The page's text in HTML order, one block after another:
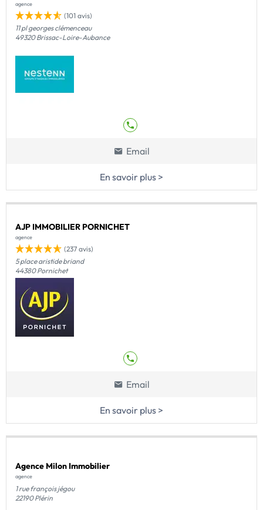
agence
(101 avis)
11 pl georges clémenceau
49320 Brissac-Loire-Aubance
Email
En savoir plus >
AJP IMMOBILIER PORNICHET
agence
(237 avis)
5 place aristide briand
44380 Pornichet
Email
En savoir plus >
Agence Milon Immobilier
agence
1 rue françois jégou
22190 Plérin